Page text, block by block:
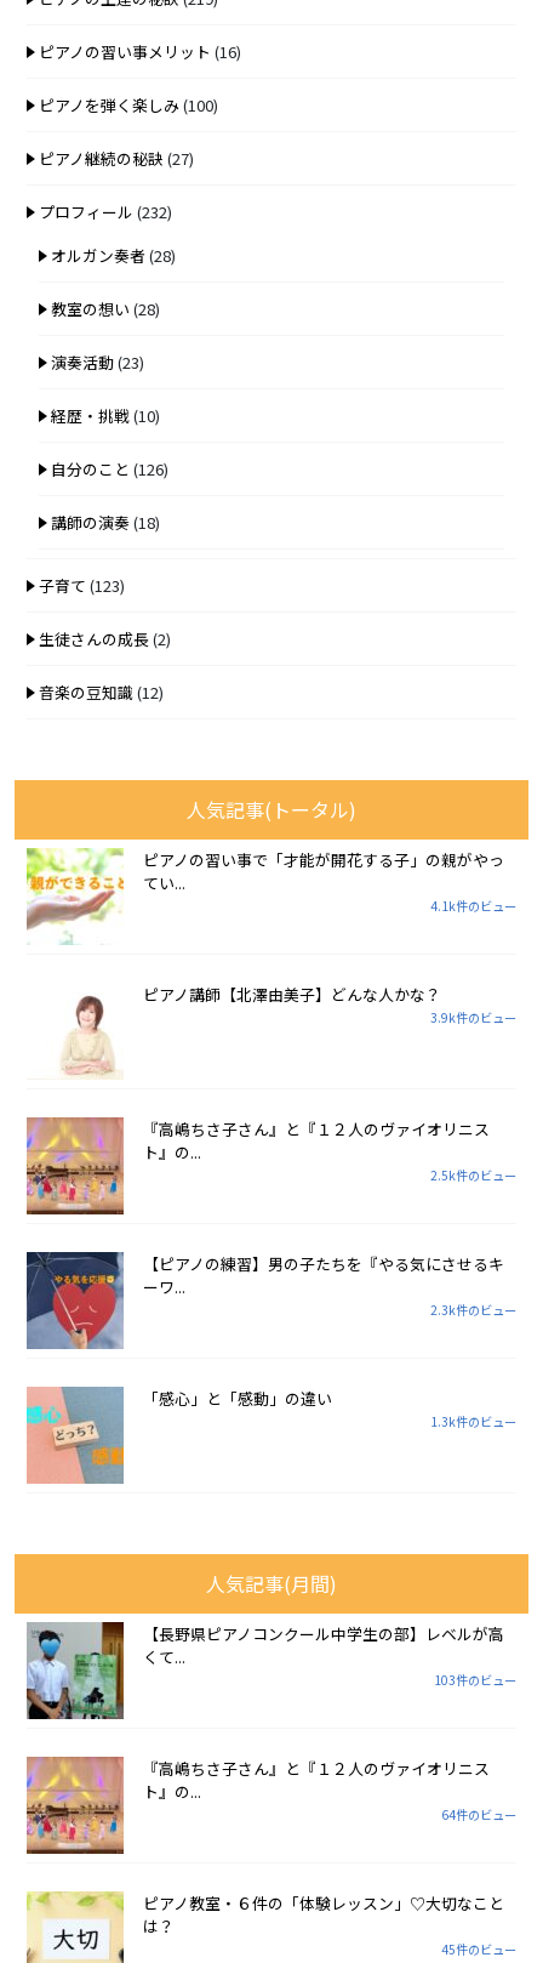
ピアノの習い事メリット (16)
ピアノを弾く楽しみ(100)
ピアノ継続の秘訣 (27)
プロフィール (232)
オルガン奏者 (28)
教室の想い (28)
演奏活動(23)
経歴・挑戦(10)
自分のこと (126)
講師の演奏(18)
子育て (123)
生徒さんの成長(2)
音楽の豆知識(12)
人気記事(トータル)
ピアノの習い事で「才能が開花する子」の親がやっ
てい...
4.1k件のビュー
ピアノ講師【北澤由美子】どんな人かな？
3.9k件のビュー
『高嶋ちさ子さん』と『１２人のヴァイオリニス
ト』の...
2.5k件のビュー
【ピアノの練習】男の子たちを『やる気にさせるキ
ーワ...
2.3k件のビュー
「感心」と「感動」の違い
1.3k件のビュー
人気記事(月間)
【長野県ピアノコンクール中学生の部】レベルが高
くて...
103件のビュー
『高嶋ちさ子さん』と『１２人のヴァイオリニス
ト』の...
64件のビュー
ピアノ教室・６件の「体験レッスン」♡大切なこと
は？
45件のビュー